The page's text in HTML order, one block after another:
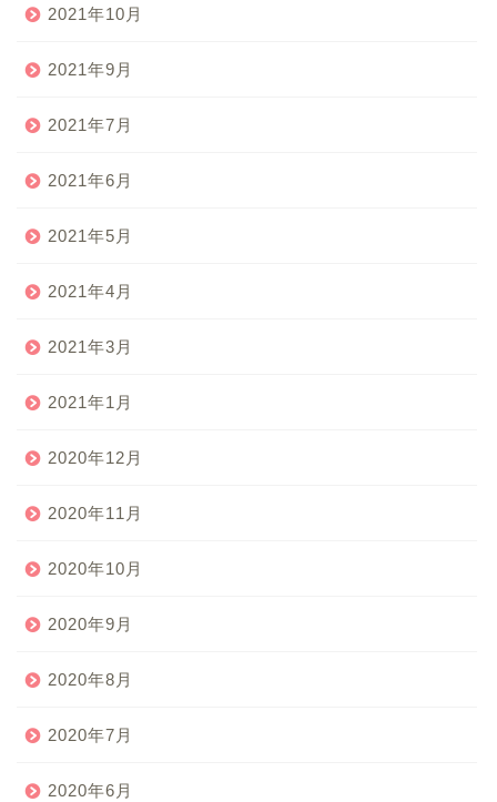
2021年10月
2021年9月
2021年7月
2021年6月
2021年5月
2021年4月
2021年3月
2021年1月
2020年12月
2020年11月
2020年10月
2020年9月
2020年8月
2020年7月
2020年6月